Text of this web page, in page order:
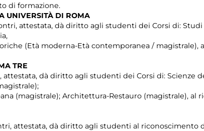
di formazione.
UNIVERSITÀ DI ROMA
attestata, dà diritto agli studenti dei Corsi di:
(Età moderna-Età contemporanea /
TRE
attestata, dà diritto agli studenti dei Corsi di: Scienze
(magistrale); Architettura-Restauro (magistrale),
attestata, dà diritto agli studenti al riconoscimento